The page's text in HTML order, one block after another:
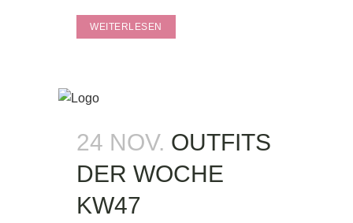
WEITERLESEN
24 NOV. OUTFITS
DER WOCHE
KW47